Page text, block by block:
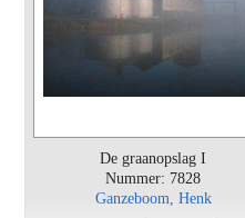
De graanopslag I
Nummer: 7828
Ganzeboom, Henk